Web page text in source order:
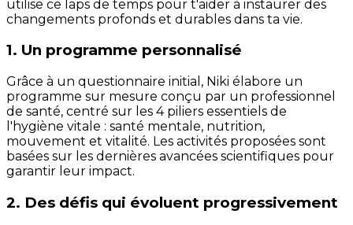
utilise ce laps de temps pour t'aider à instaurer des
changements profonds et durables dans ta vie.
1. Un programme personnalisé
Grâce à un questionnaire initial, Niki élabore un
programme sur mesure conçu par un professionnel
de santé, centré sur les 4 piliers essentiels de
l'hygiène vitale : santé mentale, nutrition,
mouvement et vitalité. Les activités proposées sont
basées sur les dernières avancées scientifiques pour
garantir leur impact.
2. Des défis qui évoluent progressivement